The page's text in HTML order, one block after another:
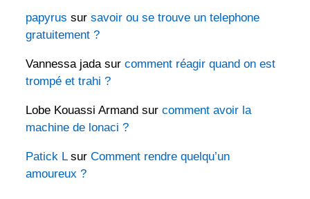
papyrus sursavoir ou se trouve un telephone
gratuitement ?
Vannessa jadasurcomment réagir quand on est
trompé et trahi ?
Lobe Kouassi Armand surcomment avoir la
machine de lonaci ?
Patick LsurComment rendre quelqu’un
amoureux ?